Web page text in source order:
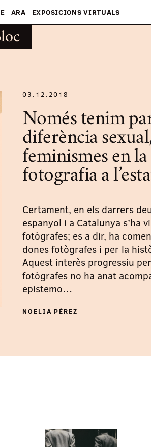
ARA EXPOSICIONS VIRTUALS
03.12.2018
Només tenim
diferència
feminismes en
fotografia a
Certament, en els darrers
espanyol i a Catalunya s’ha
fotògrafes; es a dir, ha
dones fotògrafes i per la
Aquest interès progressiu
fotògrafes no ha anat
epistemo…
NOELIA PÉREZ